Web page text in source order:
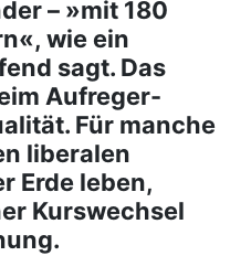
– »mit 180
wie ein
sagt. Das
Aufreger-
Für manche
liberalen
Erde leben,
Kurswechsel